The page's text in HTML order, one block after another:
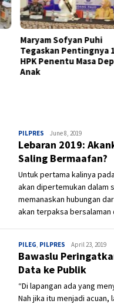
Maryam Sofyan Puhi
Tegaskan Pentingnya
HPK Penentu Masa
Anak
PILPRES Admin
June 8, 2019
Lebaran 2019:
Saling Bermaafan?
Untuk pertama kalinya
akan dipertemukan dalam
memanaskan hubungan
akan terpaksa
PILEG PILPRES Admin
April 23, 2019
Bawaslu
Data ke Publik
“Di lapangan ada yang
Nah jika itu menjadi acuan,